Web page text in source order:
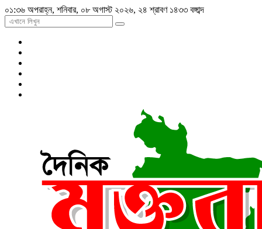
০১:৩৬ অপরাহ্ন, শনিবার, ০৮ অগাস্ট ২০২৬, ২৪ শ্রাবণ ১৪৩৩ বঙ্গাব্দ